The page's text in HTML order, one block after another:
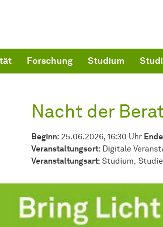
Forschung Studium
hier:
Nacht der
Beginn: 25.06.2026, 16:30 Uhr
Veranstaltungsort: Digitale
Veran­stal­tungs­art: Studium